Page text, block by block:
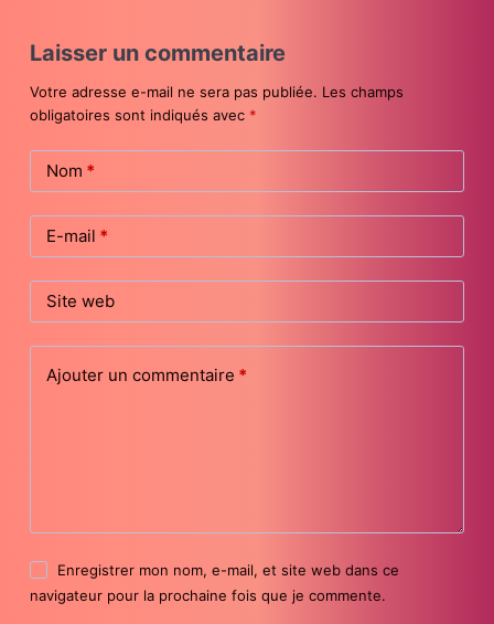
Laisser un commentaire
Votre adresse e-mail ne sera pas publiée. Les champs
obligatoires sont indiqués avec *
Nom *
E-mail *
Site web
Ajouter un commentaire *
Enregistrer mon nom, e-mail, et site web dans ce
navigateur pour la prochaine fois que je commente.